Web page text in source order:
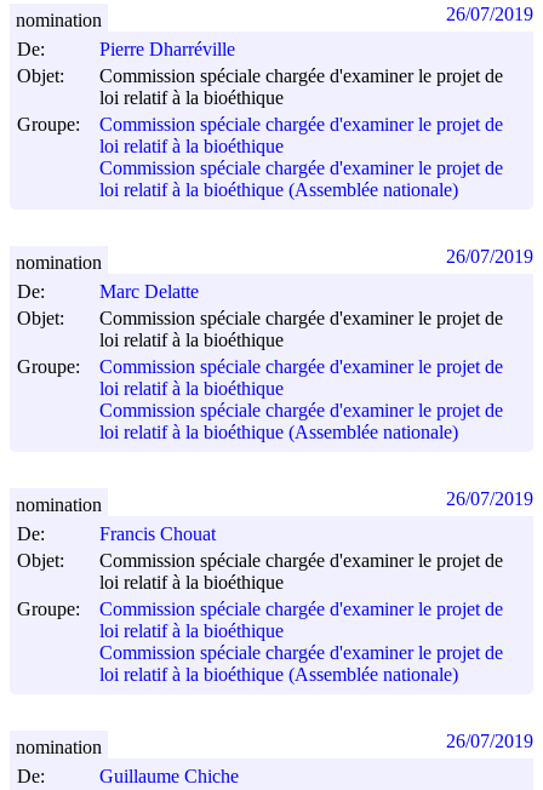
De:
Pierre Dharréville
Objet:
Commission spéciale chargée d'examiner le projet de
loi relatif à la bioéthique
Groupe:
Commission spéciale chargée d'examiner le projet de
loi relatif à la bioéthique
Commission spéciale chargée d'examiner le projet de
loi relatif à la bioéthique (Assemblée nationale)
nomination 26/07/2019
De:
Marc Delatte
Objet:
Commission spéciale chargée d'examiner le projet de
loi relatif à la bioéthique
Groupe:
Commission spéciale chargée d'examiner le projet de
loi relatif à la bioéthique
Commission spéciale chargée d'examiner le projet de
loi relatif à la bioéthique (Assemblée nationale)
nomination 26/07/2019
De:
Francis Chouat
Objet:
Commission spéciale chargée d'examiner le projet de
loi relatif à la bioéthique
Groupe:
Commission spéciale chargée d'examiner le projet de
loi relatif à la bioéthique
Commission spéciale chargée d'examiner le projet de
loi relatif à la bioéthique (Assemblée nationale)
nomination 26/07/2019
De:
Guillaume Chiche
nomination 26/07/2019